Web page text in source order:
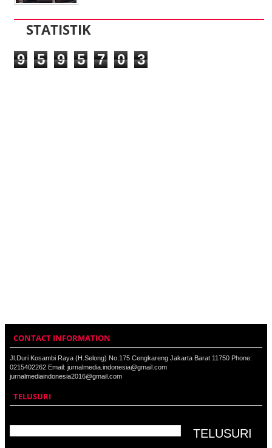
STATISTIK
9 5 9 5 7 0 3
CONTACT INFORMATION
Jl.Duri Kosambi Raya (H.Selong) No.175 Cengkareng Jakarta Barat 11750 Phone:
0215402262 Email: jurnalmedia.indonesia@gmail.com
jurnalmediaindonesia2016@gmail.com
TELUSURI